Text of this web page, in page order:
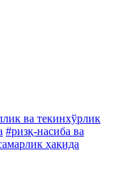
ва текинхўрлик
#ризқ-насиба ва
ҳақида